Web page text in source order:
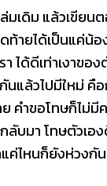
มเดิม แล้วเขียน
ายได้เป็นแค่น้อ
ได้ดีเท่าเงาของ
นแล้วไปมีใหม่
ย คำขอโทษก็ไม่
ลับมา โทษตัวเอ
ค่ไหนก็ยังห่วงกั